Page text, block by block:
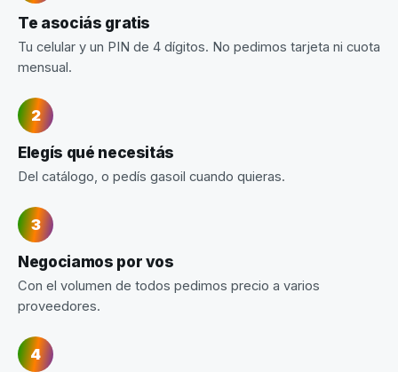
Te asociás gratis
Tu celular y un PIN de 4 dígitos. No pedimos tarjeta ni cuota
mensual.
Elegís qué necesitás
Del catálogo, o pedís gasoil cuando quieras.
Negociamos por vos
Con el volumen de todos pedimos precio a varios
proveedores.